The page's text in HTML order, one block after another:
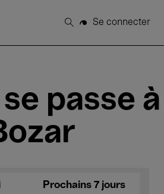
Rechercher
Se connecter
passe à
Prochains 7 jours